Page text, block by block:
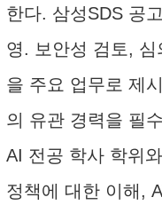
한다. 삼성SDS 공
영. 보안성 검토,
을 주요 업무로 제
의 유관 경력을 필
AI 전공 학사 학위
정책에 대한 이해,